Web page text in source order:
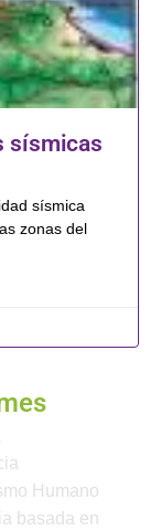
sísmicas
sísmica
zonas del
Humano
basada en